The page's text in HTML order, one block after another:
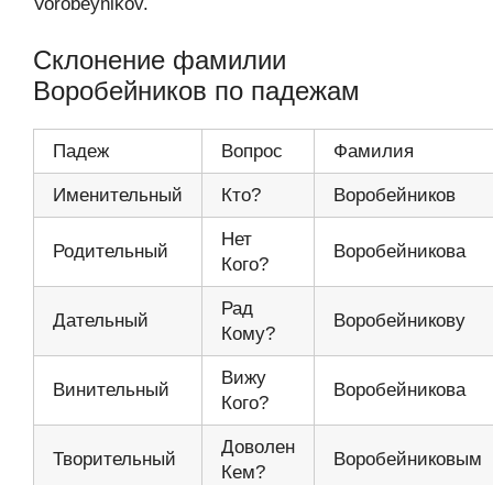
Склонение фамилии
Воробейников по падежам
Падеж Вопрос Фамилия
Именительный Кто? Воробейников
Родительный
Нет
Кого?
Воробейникова
Дательный
Рад
Кому?
Воробейникову
Винительный
Вижу
Кого?
Воробейникова
Творительный
Доволен
Кем?
Воробейниковым